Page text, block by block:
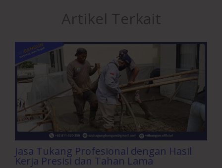
Artikel Terkait
Jasa Tukang Profesional dengan Hasil
Kerja Presisi dan Tahan Lama